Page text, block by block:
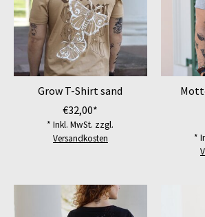
Grow T-Shirt sand
€32,00*
* Inkl. MwSt. zzgl.
Versandkosten
*